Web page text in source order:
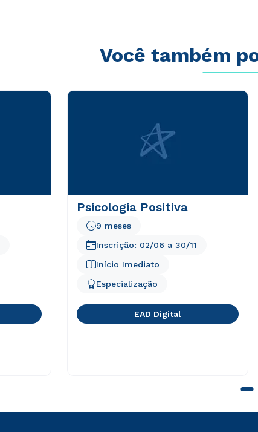
Você também
Psicologia Positiva
Início Imediato
9 meses
Especialização
Inscrição: 02/06 a 30/11
EAD Digital